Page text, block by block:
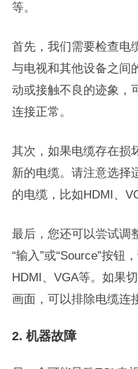
等。
首先，我们需要检查电
与电视和其他设备之间
动或接触不良的迹象，
连接正常。
其次，如果电缆存在损
新的电缆。请注意选择
的电缆，比如HDMI、
最后，您还可以尝试调
“输入”或“Source”按钮
HDMI、VGA等。如果
画面，可以排除电缆连
2. 机器故障